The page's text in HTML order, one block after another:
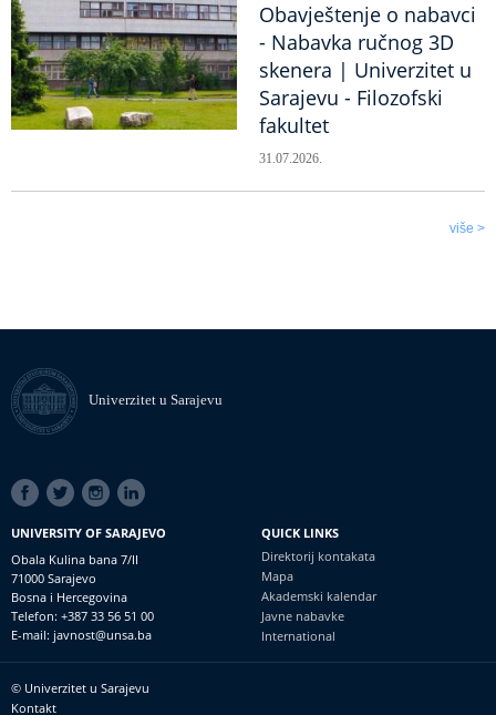
Obavještenje o nabavci
- Nabavka ručnog 3D
skenera | Univerzitet u
Sarajevu - Filozofski
fakultet
31.07.2026.
više >
Univerzitet u Sarajevu
SOCIAL
LINKS
UNIVERSITY OF SARAJEVO
Obala Kulina bana 7/II
71000 Sarajevo
Bosna i Hercegovina
Telefon: +387 33 56 51 00
E-mail: javnost@unsa.ba
QUICK LINKS
Direktorij kontakata
Mapa
Akademski kalendar
Javne nabavke
International
Footer
© Univerzitet u Sarajevu
Kontakt